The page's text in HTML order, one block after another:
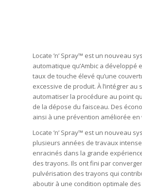
Locate ’n’ Spray™ est un nouveau
automatique qu’Ambic a
taux de touche élevé qu’une
excessive de produit. À l’intégrer
automatiser la procédure au point
de la dépose du faisceau. Des
ainsi à une prévention améliorée
Locate ’n’ Spray™ est un nouveau
plusieurs années de travaux
enracinés dans la grande
des trayons. Ils ont fini par
pulvérisation des trayons qui
aboutir à une condition optimale